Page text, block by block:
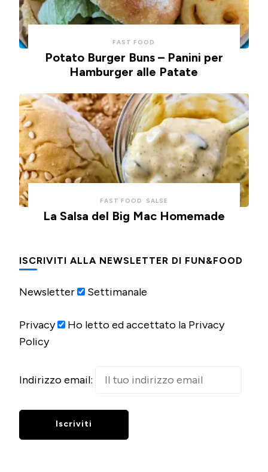
FAST FOOD
Potato Burger Buns – Panini per
Hamburger alle Patate
FAST FOOD SALSE
La Salsa del Big Mac Homemade
ISCRIVITI ALLA NEWSLETTER DI FUN&FOOD
Newsletter Settimanale
Privacy
Ho letto ed accettato la Privacy
Policy
Indirizzo email: